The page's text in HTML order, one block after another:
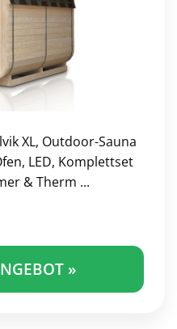
XL, Outdoor-Sauna
LED, Komplettset
& Therm ...
»